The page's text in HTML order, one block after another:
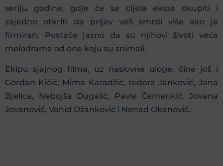
seriju godine, gdje će se cijela ekipa okupiti i
zajedno otkriti da prljav veš smrdi više ako je
firmiran. Postaće jasno da su njihovi životi veća
melodrama od one koju su snimali.
Ekipu sjajnog filma, uz naslovne uloge, čine još i
Gordan Kičić, Mima Karadžić, Isidora Janković, Jana
Bjelica, Nebojša Dugalić, Pavle Čemerikić, Jovana
Jovanović, Vahid Džanković i Nenad Okanović.